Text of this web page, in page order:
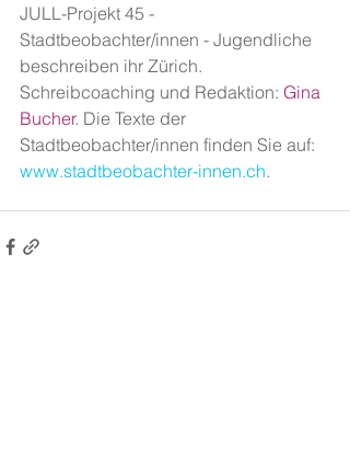
JULL-Projekt 45 -
Stadtbeobachter/innen - Jugendliche
beschreiben ihr Zürich.
Schreibcoaching und Redaktion: Gina
Bucher. Die Texte der
Stadtbeobachter/innen finden Sie auf:
www.stadtbeobachter-innen.ch.